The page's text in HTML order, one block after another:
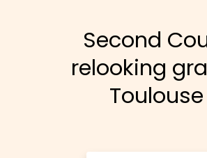
Second
relooking
Toulouse